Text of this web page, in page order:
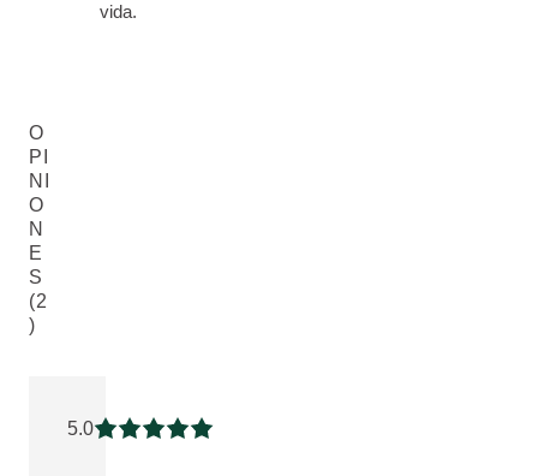
vida.
O
PI
NI
O
N
E
S
(2
)
5.0
Puntuación: 5 / 5 estrellas